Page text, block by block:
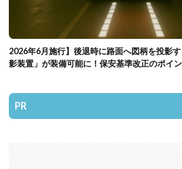
2026年6月施行】後退時に路面へ図柄を投影
影装置」が装備可能に！保安基準改正のポイ
PR